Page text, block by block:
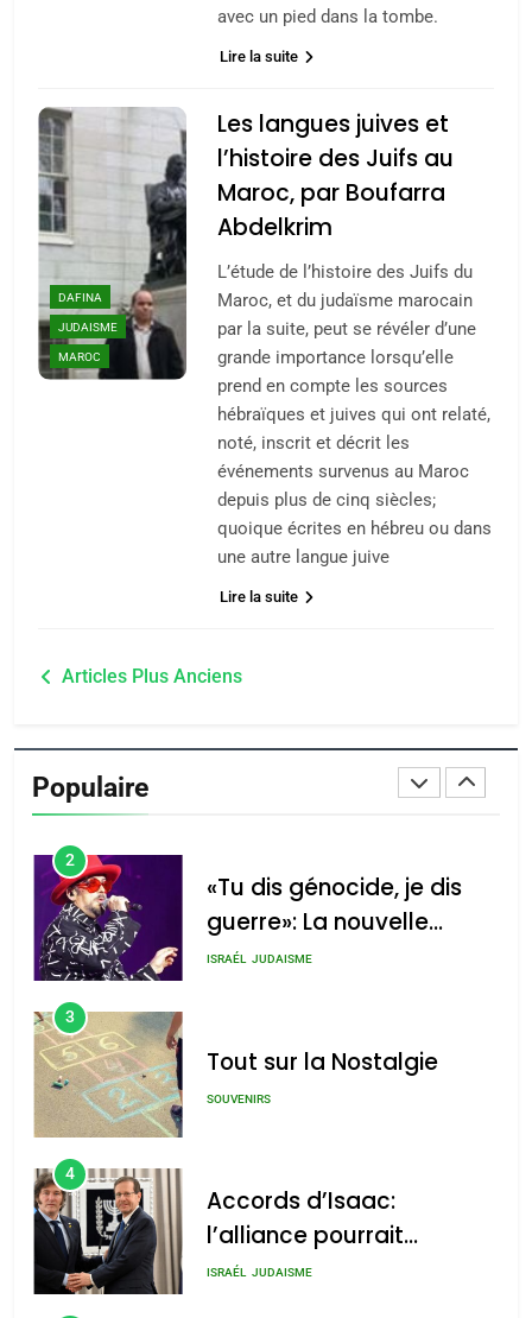
avec un pied dans la tombe.
Lire la suite
DAFINA
JUDAISME
MAROC
Les langues juives et
l’histoire des Juifs au
Maroc, par Boufarra
Abdelkrim
L’étude de l’histoire des Juifs du
Maroc, et du judaïsme marocain
par la suite, peut se révéler d’une
grande importance lorsqu’elle
prend en compte les sources
hébraïques et juives qui ont relaté,
noté, inscrit et décrit les
événements survenus au Maroc
depuis plus de cinq siècles;
quoique écrites en hébreu ou dans
une autre langue juive
Lire la suite
Navigation
articles
Articles Plus Anciens
Populaire
meurtrière selon le
rapport d’ADL contre
l’antisémitisme
6
FIÈRE, DIGNE ET RÉSILIENTE :
POURQUOI JE REVENDIQUE
MA JUDAÏTE par Thérèse
Zrihen-Dvir
ISRAÉL JUDAISME
CE QUI NOUS MANQUE –
Jacques Hadida
JUDAISME
Maroc : Les amandes de
Tafraout, le miel de Tadla
du terroir
2
«Tu dis génocide, je dis
guerre»: La nouvelle
chanson de Boy George
ISRAÉL JUDAISME
3
Tout sur la Nostalgie
SOUVENIRS
4
Accords d’Isaac:
l’alliance pourrait
s’étendre à 13 pays
ISRAÉL JUDAISME